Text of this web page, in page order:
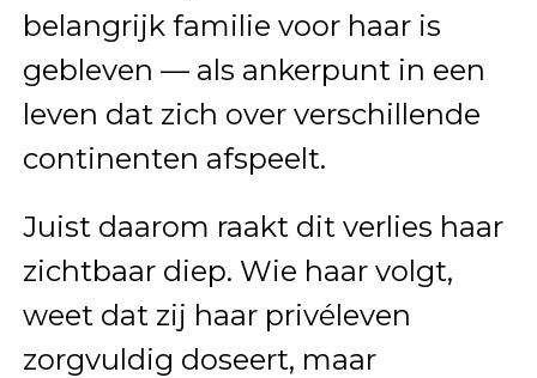
belangrijk familie voor haar is
gebleven — als ankerpunt in een
leven dat zich over verschillende
continenten afspeelt.
Juist daarom raakt dit verlies haar
zichtbaar diep. Wie haar volgt,
weet dat zij haar privéleven
zorgvuldig doseert, maar